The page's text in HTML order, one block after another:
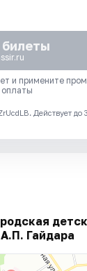
и примените
оплаты
Действует до
Гайдара